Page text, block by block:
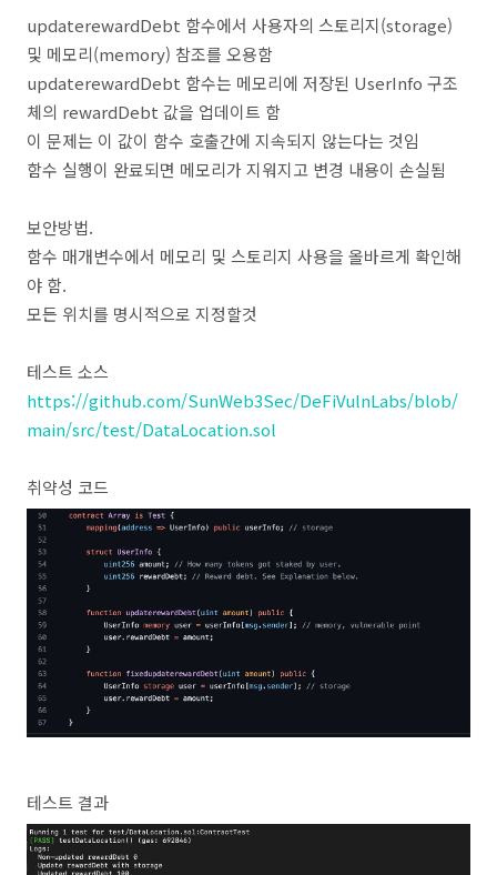
updaterewardDebt 함수에서 사용자의 스토리지(storage)
및 메모리(memory) 참조를 오용함
updaterewardDebt 함수는 메모리에 저장된 UserInfo 구조
체의 rewardDebt 값을 업데이트 함
이 문제는 이 값이 함수 호출간에 지속되지 않는다는 것임
함수 실행이 완료되면 메모리가 지워지고 변경 내용이 손실됨
보안방법.
함수 매개변수에서 메모리 및 스토리지 사용을 올바르게 확인해
야 함.
모든 위치를 명시적으로 지정할것
테스트 소스
https://github.com/SunWeb3Sec/DeFiVulnLabs/blob/
main/src/test/DataLocation.sol
취약성 코드
테스트 결과